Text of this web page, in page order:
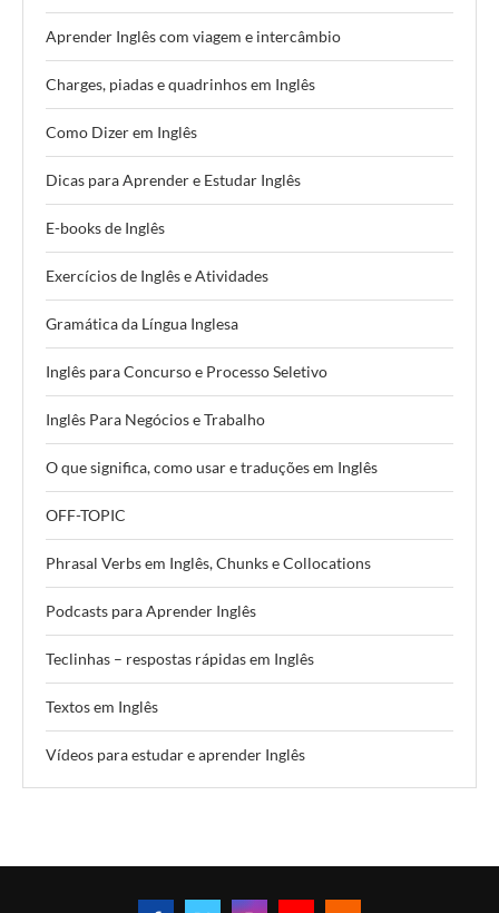
Aprender Inglês com viagem e intercâmbio
Charges, piadas e quadrinhos em Inglês
Como Dizer em Inglês
Dicas para Aprender e Estudar Inglês
E-books de Inglês
Exercícios de Inglês e Atividades
Gramática da Língua Inglesa
Inglês para Concurso e Processo Seletivo
Inglês Para Negócios e Trabalho
O que significa, como usar e traduções em Inglês
OFF-TOPIC
Phrasal Verbs em Inglês, Chunks e Collocations
Podcasts para Aprender Inglês
Teclinhas – respostas rápidas em Inglês
Textos em Inglês
Vídeos para estudar e aprender Inglês